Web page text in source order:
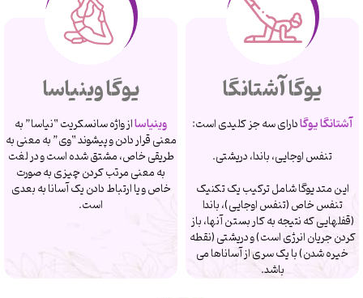
یوگا آشتانگا
آشتانگا یوگادارای سه جز کلیدی است:
تنفس اوجایی، باندا، دریشتی.
این متد یوگا شامل ترکیب یک تکنیک
تنفس خاص (تنفس اوجایی)، باندا
(قفلهایی که نتیجه به کار بستن آنها، باز
کردن جریان انرژی است) و دریشتی (نقطه
خیره شدن) با یک سری از آساناها می
باشد.
یوگا وینیاسا
وینیاسااز واژه سانسکریت “نیاسا” به
معنی قرار دادن و پیشوند “وی” به معنی به
طریقی خاص، مشتق شده است و در لغت
به معنی مرتب کردن چیزی به صورت
خاص و یا ارتباط دادن یک آسانا به بعدی
است.